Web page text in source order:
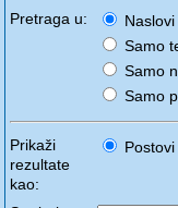
Pretraga u:
Samo
Samo
Samo
Prikaži
rezultate
kao:
Postovi